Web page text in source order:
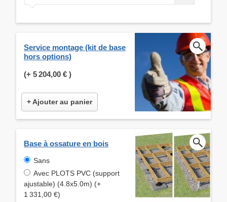
Service montage (kit de base
hors options)
(+ 5 204,00 € )
+ Ajouter au panier
Base à ossature en bois
Sans
Avec PLOTS PVC (support
ajustable) (4.8x5.0m) (+
1 331,00 €)